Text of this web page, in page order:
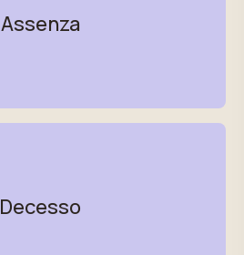
Assenza
Decesso